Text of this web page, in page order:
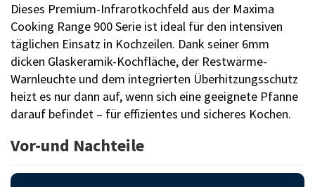
Dieses Premium-Infrarotkochfeld aus der Maxima
Cooking Range 900 Serie ist ideal für den intensiven
täglichen Einsatz in Kochzeilen. Dank seiner 6mm
dicken Glaskeramik-Kochfläche, der Restwärme-
Warnleuchte und dem integrierten Überhitzungsschutz
heizt es nur dann auf, wenn sich eine geeignete Pfanne
darauf befindet – für effizientes und sicheres Kochen.
Vor-und Nachteile